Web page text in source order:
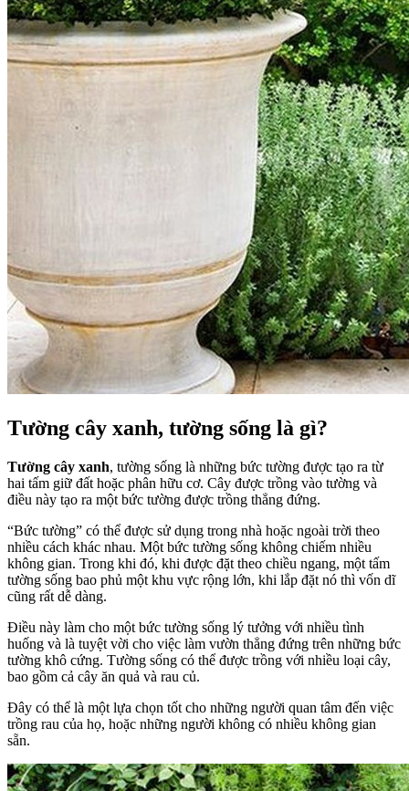
Tường cây xanh, tường sống là gì?
Tường cây xanh, tường sống là những bức tường được tạo ra từ
hai tấm giữ đất hoặc phân hữu cơ. Cây được trồng vào tường và
điều này tạo ra một bức tường được trồng thẳng đứng.
“Bức tường” có thể được sử dụng trong nhà hoặc ngoài trời theo
nhiều cách khác nhau. Một bức tường sống không chiếm nhiều
không gian. Trong khi đó, khi được đặt theo chiều ngang, một tấm
tường sống bao phủ một khu vực rộng lớn, khi lắp đặt nó thì vốn dĩ
cũng rất dễ dàng.
Điều này làm cho một bức tường sống lý tưởng với nhiều tình
huống và là tuyệt vời cho việc làm vườn thẳng đứng trên những bức
tường khô cứng. Tường sống có thể được trồng với nhiều loại cây,
bao gồm cả cây ăn quả và rau củ.
Đây có thể là một lựa chọn tốt cho những người quan tâm đến việc
trồng rau của họ, hoặc những người không có nhiều không gian
sẵn.